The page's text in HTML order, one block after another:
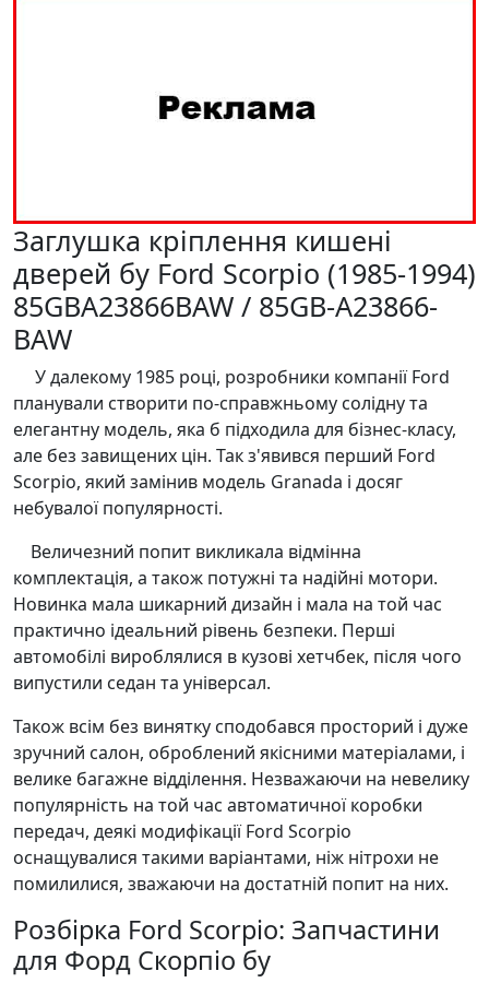
Заглушка кріплення кишені
дверей бу Ford Scorpio (1985-1994)
85GBA23866BAW / 85GB-A23866-
BAW
У далекому 1985 році, розробники компанії Ford
планували створити по-справжньому солідну та
елегантну модель, яка б підходила для бізнес-класу,
але без завищених цін. Так з'явився перший Ford
Scorpio, який замінив модель Granada і досяг
небувалої популярності.
Величезний попит викликала відмінна
комплектація, а також потужні та надійні мотори.
Новинка мала шикарний дизайн і мала на той час
практично ідеальний рівень безпеки. Перші
автомобілі вироблялися в кузові хетчбек, після чого
випустили седан та універсал.
Також всім без винятку сподобався просторий і дуже
зручний салон, оброблений якісними матеріалами, і
велике багажне відділення. Незважаючи на невелику
популярність на той час автоматичної коробки
передач, деякі модифікації Ford Scorpio
оснащувалися такими варіантами, ніж нітрохи не
помилилися, зважаючи на достатній попит на них.
Розбірка Ford Scorpio: Запчастини
для Форд Скорпіо бу